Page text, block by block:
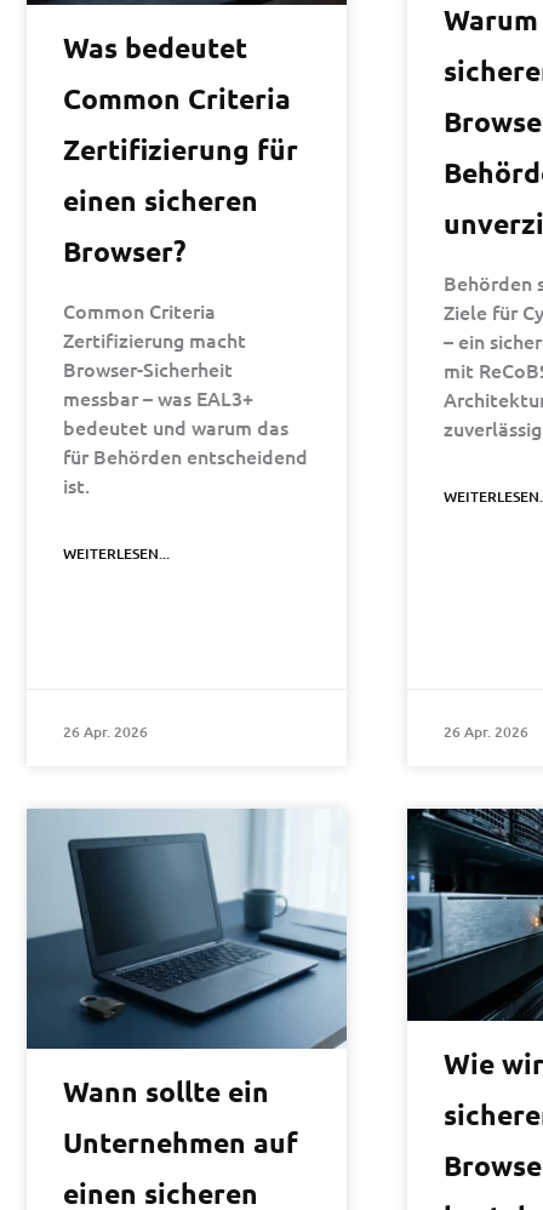
Was bedeutet
Common Criteria
Zertifizierung für
einen sicheren
Browser?
Common Criteria
Zertifizierung macht
Browser-Sicherheit
messbar – was EAL3+
bedeutet und warum das
für Behörden entscheidend
ist.
WEITERLESEN...
26 Apr. 2026
Behörden
Ziele für
– ein
mit
26 Apr. 2026
Wann sollte ein
Unternehmen auf
einen sicheren
Wie